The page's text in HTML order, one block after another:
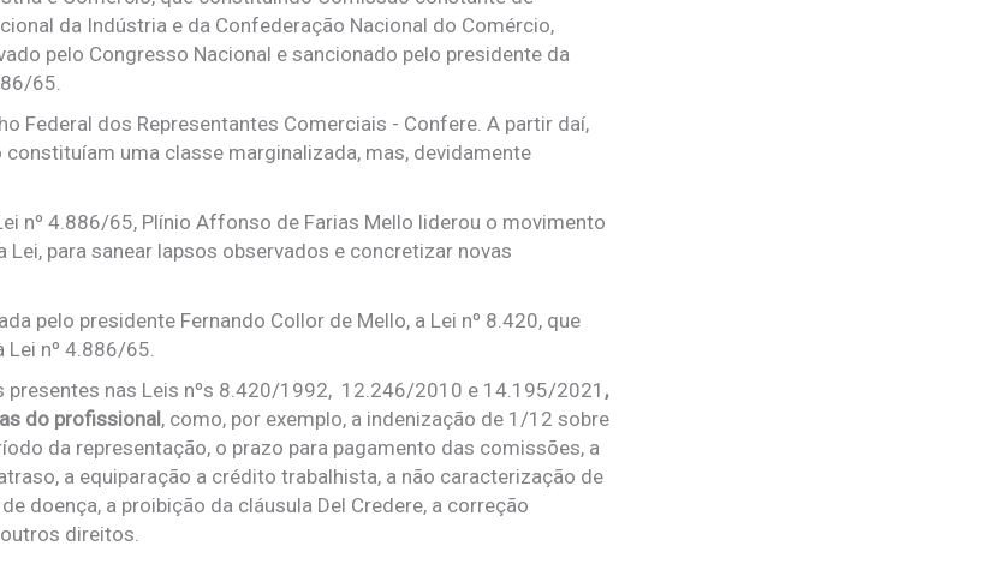
da Indústria e da Confederação Nacional do Comércio,
pelo Congresso Nacional e sancionado pelo presidente da
65.
Federal dos Representantes Comerciais - Confere. A partir daí,
uma classe marginalizada, mas, devidamente
nº 4.886/65, Plínio Affonso de Farias Mello liderou o movimento
para sanear lapsos observados e concretizar novas
pelo presidente Fernando Collor de Mello, a Lei nº 8.420, que
nº 4.886/65.
presentes nas Leis nºs 8.420/1992, 12.246/2010 e 14.195/2021 ,
do profissional, como, por exemplo, a indenização de 1/12 sobre
da representação, o prazo para pagamento das comissões, a
a equiparação a crédito trabalhista, a não caracterização de
doença, a proibição da cláusula Del Credere, a correção
direitos.